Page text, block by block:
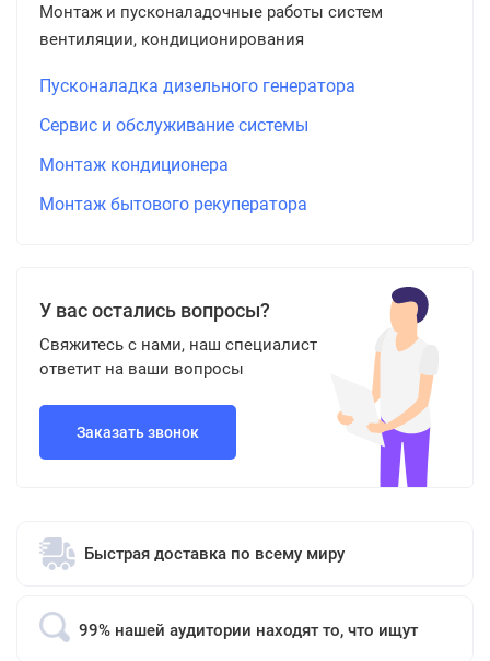
Монтаж и пусконаладочные работы систем
вентиляции, кондиционирования
Пусконаладка дизельного генератора
Сервис и обслуживание системы
Монтаж кондиционера
Монтаж бытового рекуператора
У вас остались вопросы?
Свяжитесь с нами, наш специалист
ответит на ваши вопросы
Заказать звонок
Быстрая доставка по всему миру
99% нашей аудитории находят то, что ищут